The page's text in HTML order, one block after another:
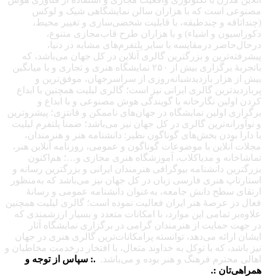
مصنوعی است که با هزاران سالن نمایشگاهی شیک و لوکس
(چنداتاقه و چندطبقه، با قابلیت شخصی‌سازی و تغییر محیط،
دکوراسیون و اشیاء) و با هزاران طرح قاب‌مجازی متنوع،
درحال‌حاضر درمقایسه با سایر پلتفرم‌های مشابه در دنیا،
پیشرفته‌ترین و بزرگترین گالری آنلاین در کل جهان می‌باشد، که
باتجربهٔ برگزاری بیش از ۲۵۰ نمایشگاه هنری و تجاری و با میانگین
بیش از هزار بازدیدشبانه‌روزی از سراسرجهان، موفق‌ترین و
پربازدیدترین گالری ایرانی نیز است؛ گالری لیلیت همچنین با ابداع
کردن اولین نگارخانه با گویندگی هوش مصنوعی و با ابداع و
برگزاری اولین نمایشگاه در جهان‌های ناممکن و فانتزی؛ پیشروترین
و نوآورانه‌ترین گالری در کل جهان نیز می‌باشد؛ ضمناً پلتفرم لیلیت
با دارا بودن بخش‌های گوناگون نظیر: دانشنامه هنر و هنرمندان،
مجلات آنلاین با موضوعات گوناگون و عمومی، روزنامه آنلاین هنر،
تماشاخانه و مدیاکلاب، آموزشگاه هنری مجازی و…؛ هم‌اکنون
بزرگترین دانشنامه بیوگرافی هنرمندان ایرانی و بزرگترین رسانه و
استارتاپ هنری فارسی زبان در کل جهان نیز می‌باشد که به‌منظور
ارتقای سطح دانش جامعه، به‌عنوان دانشنامه عمومی و رسانهٔ
فعال در عرصهٔ هنر ایران فعالیت نموده است؛ گالری لیلیت همچنین
علاوه‌بر تمامی این موارد، با امکانات متعدد و بسیار ارزشمندی که
در جهت حمایت از هنرمندان گرامی در برگزاری نمایشگاه آثار
ایشان ارائه می‌دهد، توانسته پرامکانات‌ترین گالری هنری در جهان
نیز باشد، که با توکل به خداوند متعال، با افتخار درخدمت مخاطبان و
اهالی محترم فرهنگ و هنر بوده و می‌باشد. .: سپاس از توجه و
همراهی‌تان :.